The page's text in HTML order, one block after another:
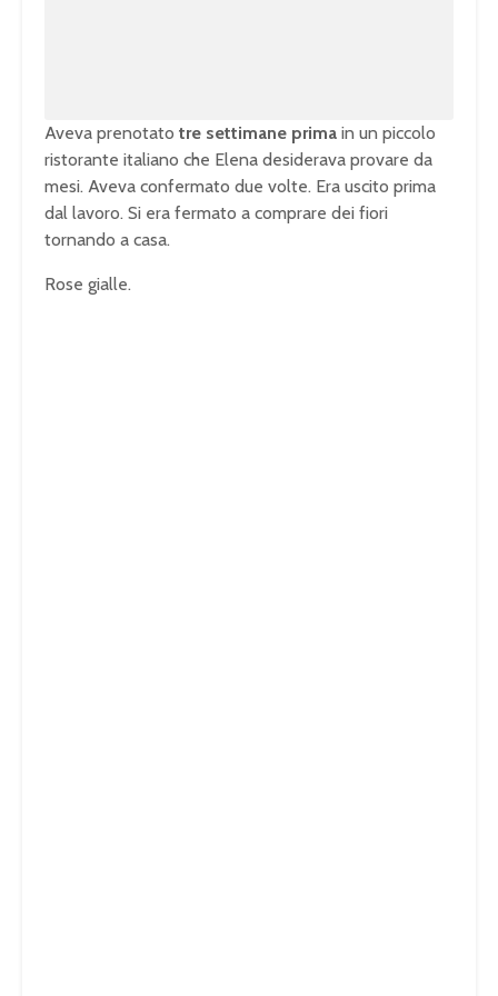
Aveva prenotato tre settimane prima in un piccolo
ristorante italiano che Elena desiderava provare da
mesi. Aveva confermato due volte. Era uscito prima
dal lavoro. Si era fermato a comprare dei fiori
tornando a casa.
Rose gialle.